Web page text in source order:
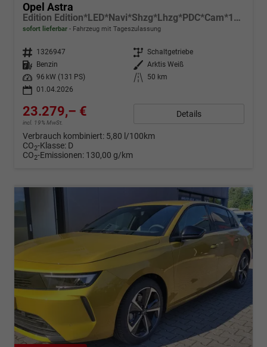
Opel Astra
Edition Edition*LED*Navi*Shzg*Lhzg*PDC*Cam*17Zoll*
sofort lieferbar Fahrzeug mit Tageszulassung
Fahrzeugnr. 1326947 Getriebe Schaltgetriebe
Kraftstoff
Benzin Außenfarbe Arktis Weiß
Leistung
96 kW (131 PS) Kilometerstand
50 km
01.04.2026
23.279,– €
incl. 19% MwSt.
Details
Verbrauch kombiniert: 5,80 l/100km
CO2-Klasse: D
CO2-Emissionen: 130,00 g/km